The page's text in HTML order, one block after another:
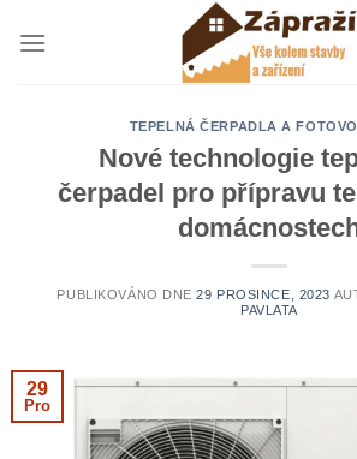
TEPELNÁ ČERPADLA A
Nové technologie
čerpadel pro přípravu
PUBLIKOVÁNO DNE29 PROSINCE, 2023
PAVLATA
29
Pro